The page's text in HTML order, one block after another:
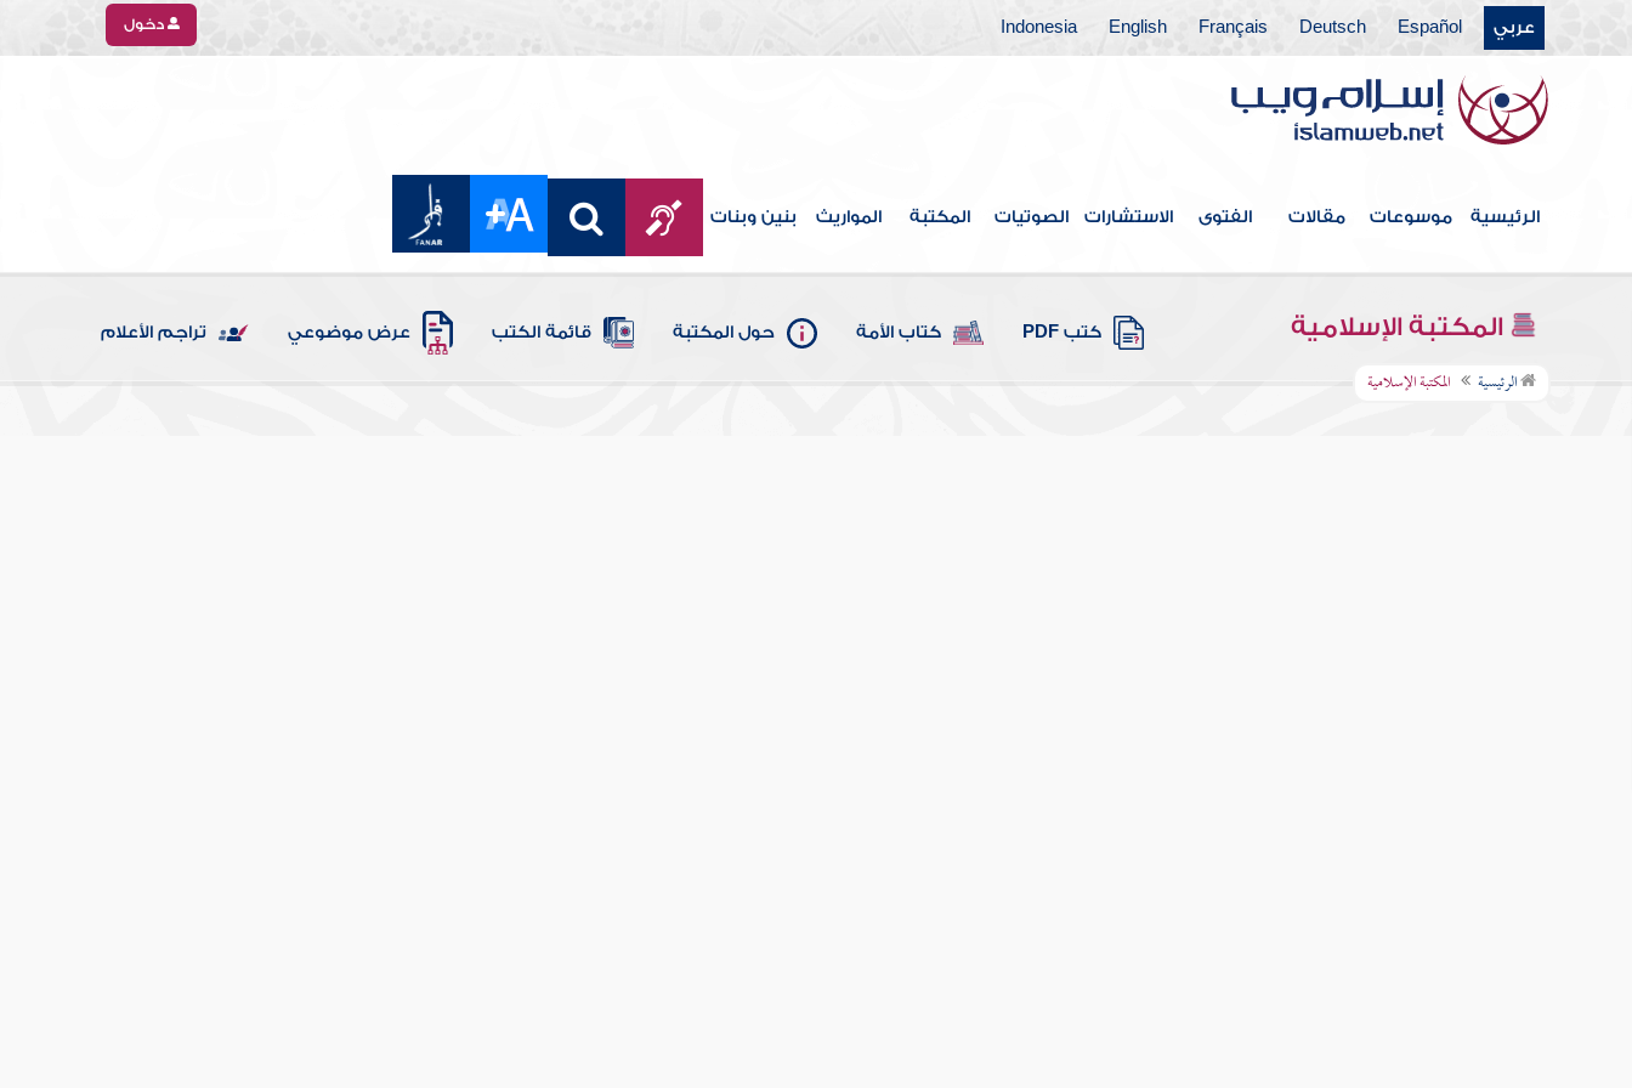
عربي Español
Deutsch
Français
English
Indonesia دخول
الرئيسية موسوعات مقالات الفتوى الاستشارات الصوتيات المكتبة المواريث بنين وبنات
المكتبة الإسلامية كتب PDF كتاب الأمة حول المكتبة قائمة الكتب عرض موضوعي تراجم الأعلام
الرئيسية المكتبة الإسلامية